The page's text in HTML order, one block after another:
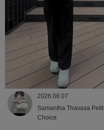
2026.08.07
Samantha Thavasa Petit
Choice